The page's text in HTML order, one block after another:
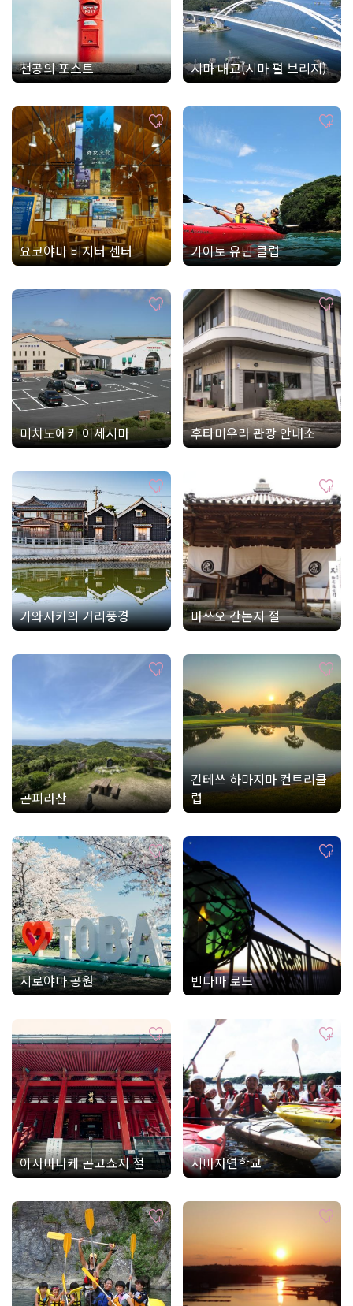
천공의 포스트 시마 대교(시마 펄 브리지)
요코야마 비지터 센터 가이토 유민 클럽
미치노에키 이세시마 후타미우라 관광 안내소
가와사키의 거리풍경 마쓰오 간논지 절
곤피라산
긴테쓰 하마지마 컨트리클
럽
시로야마 공원 빈다마 로드
아사마다케 곤고쇼지 절 시마자연학교